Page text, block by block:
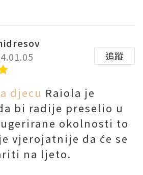
追蹤
djecu Raiola je
bi radije preselio u
okolnosti to
vjerojatnije da će se
na ljeto.